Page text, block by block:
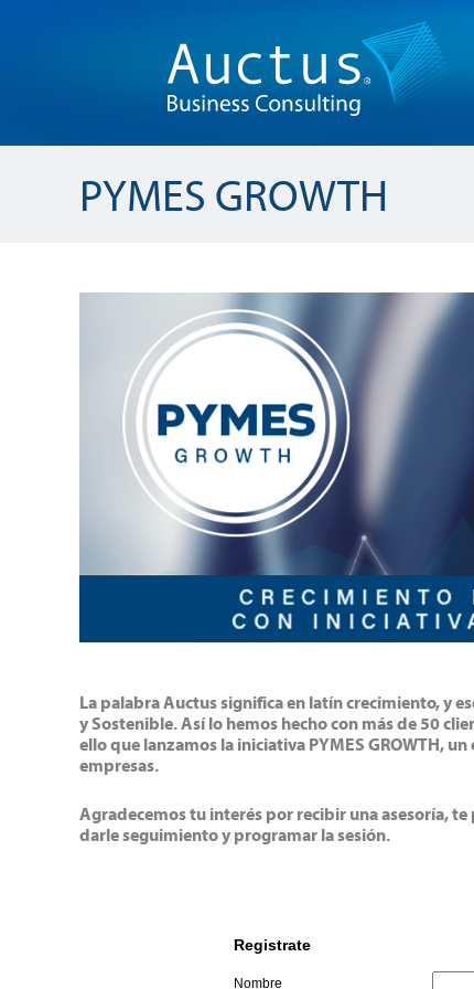
PYMES GROWTH
La palabra Auctus significa en latín crecimiento, y
y Sostenible. Así lo hemos hecho con más de 50
ello que lanzamos la iniciativa PYMES GROWTH,
empresas.
Agradecemos tu interés por recibir una asesoría,
darle seguimiento y programar la sesión.
Registrate
Nombre